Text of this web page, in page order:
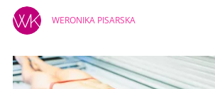
WERONIKA PISARSKA